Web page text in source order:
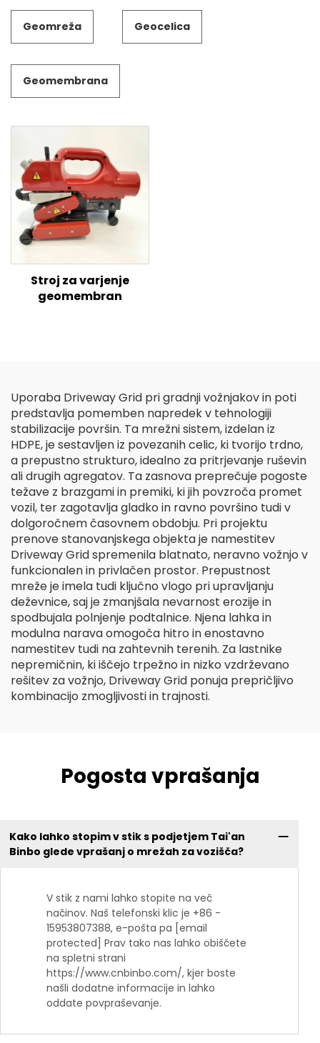
Geomreža Geocelica
Geomembrana
Stroj za varjenje
geomembran
Uporaba Driveway Grid pri gradnji vožnjakov in poti
predstavlja pomemben napredek v tehnologiji
stabilizacije površin. Ta mrežni sistem, izdelan iz
HDPE, je sestavljen iz povezanih celic, ki tvorijo trdno,
a prepustno strukturo, idealno za pritrjevanje ruševin
ali drugih agregatov. Ta zasnova preprečuje pogoste
težave z brazgami in premiki, ki jih povzroča promet
vozil, ter zagotavlja gladko in ravno površino tudi v
dolgoročnem časovnem obdobju. Pri projektu
prenove stanovanjskega objekta je namestitev
Driveway Grid spremenila blatnato, neravno vožnjo v
funkcionalen in privlačen prostor. Prepustnost
mreže je imela tudi ključno vlogo pri upravljanju
deževnice, saj je zmanjšala nevarnost erozije in
spodbujala polnjenje podtalnice. Njena lahka in
modulna narava omogoča hitro in enostavno
namestitev tudi na zahtevnih terenih. Za lastnike
nepremičnin, ki iščejo trpežno in nizko vzdrževano
rešitev za vožnjo, Driveway Grid ponuja prepričljivo
kombinacijo zmogljivosti in trajnosti.
Pogosta vprašanja
Kako lahko stopim v stik s podjetjem Tai'an
Binbo glede vprašanj o mrežah za vozišča?
V stik z nami lahko stopite na več
načinov. Naš telefonski klic je +86 -
15953807388, e-pošta pa [email
protected] Prav tako nas lahko obiščete
na spletni strani
https://www.cnbinbo.com/, kjer boste
našli dodatne informacije in lahko
oddate povpraševanje.